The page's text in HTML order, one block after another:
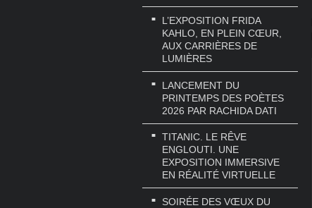
L’EXPOSITION FRIDA
KAHLO, EN PLEIN CŒUR,
AUX CARRIÈRES DE
LUMIÈRES
LANCEMENT DU
PRINTEMPS DES POÈTES
2026 PAR RACHIDA DATI
TITANIC. LE RÊVE
ENGLOUTI. UNE
EXPOSITION IMMERSIVE
EN RÉALITÉ VIRTUELLE
SOIRÉE DES VŒUX DU